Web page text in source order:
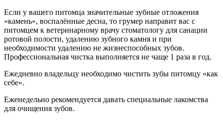
Если у вашего питомца значительные зубные отложения
«камень», воспалённые десна, то грумер направит вас с
питомцем к ветеринарному врачу стоматологу для санации
ротовой полости, удалению зубного камня и при
необходимости удалению не жизнеспособных зубов.
Профессиональная чистка выполняется не чаще 1 раза в год.
Ежедневно владельцу необходимо чистить зубы питомцу «как
себе».
Еженедельно рекомендуется давать специальные лакомства
для очищения зубов.